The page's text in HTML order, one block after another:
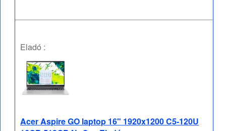
Eladó :
Acer Aspire GO laptop 16" 1920x1200 C5-120U